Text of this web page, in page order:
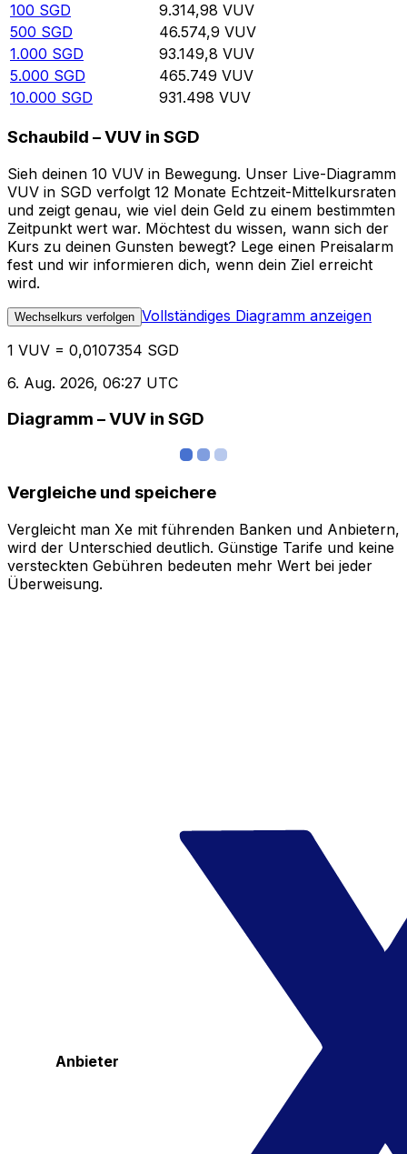
100 SGD 9.314,98 VUV
500 SGD 46.574,9 VUV
1.000 SGD 93.149,8 VUV
5.000 SGD 465.749 VUV
10.000 SGD 931.498 VUV
Schaubild – VUV in SGD
Sieh deinen 10 VUV in Bewegung. Unser Live-Diagramm
VUV in SGD verfolgt 12 Monate Echtzeit-Mittelkursraten
und zeigt genau, wie viel dein Geld zu einem bestimmten
Zeitpunkt wert war. Möchtest du wissen, wann sich der
Kurs zu deinen Gunsten bewegt? Lege einen Preisalarm
fest und wir informieren dich, wenn dein Ziel erreicht
wird.
Wechselkurs verfolgen Vollständiges Diagramm anzeigen
1 VUV = 0,0107354 SGD
6. Aug. 2026, 06:27 UTC
Diagramm – VUV in SGD
Vergleiche und speichere
Vergleicht man Xe mit führenden Banken und Anbietern,
wird der Unterschied deutlich. Günstige Tarife und keine
versteckten Gebühren bedeuten mehr Wert bei jeder
Überweisung.
Anbieter